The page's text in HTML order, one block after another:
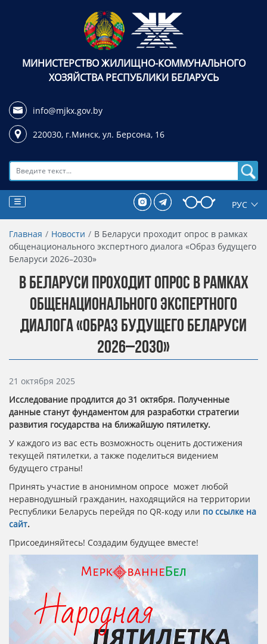
МИНИСТЕРСТВО ЖИЛИЩНО-КОММУНАЛЬНОГО
ХОЗЯЙСТВА РЕСПУБЛИКИ БЕЛАРУСЬ
info@mjkx.gov.by
220030, г.Минск, ул. Берсона, 16
Поиск
Главная Новости
В Беларуси проходит опрос в рамках
общенационального экспертного диалога «Образ будущего
Беларуси 2026–2030»
В БЕЛАРУСИ ПРОХОДИТ ОПРОС В РАМКАХ
ОБЩЕНАЦИОНАЛЬНОГО ЭКСПЕРТНОГО
ДИАЛОГА «ОБРАЗ БУДУЩЕГО БЕЛАРУСИ
2026–2030»
Информация о материале
21 октября 2025
Исследование продлится до 31 октября. Полученные
данные станут фундаментом для разработки стратегии
развития государства на ближайшую пятилетку.
У каждого из вас есть возможность оценить достижения
текущей пятилетки, а также поделиться видением
будущего страны!
Принять участие в анонимном опросе может любой
неравнодушный гражданин, находящийся на территории
Республики Беларусь перейдя по QR-коду или по ссылке на
сайт.
Присоединяйтесь! Создадим будущее вместе!